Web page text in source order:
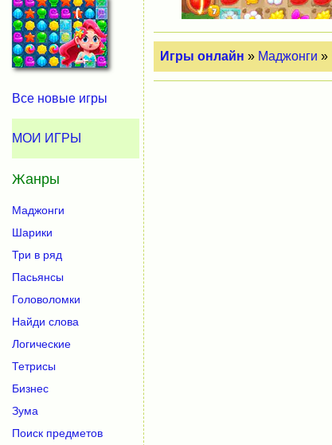
Игры онлайн » Маджонги »
Все новые игры
МОИ ИГРЫ
Жанры
Маджонги
Шарики
Три в ряд
Пасьянсы
Головоломки
Найди слова
Логические
Тетрисы
Бизнес
Зума
Поиск предметов